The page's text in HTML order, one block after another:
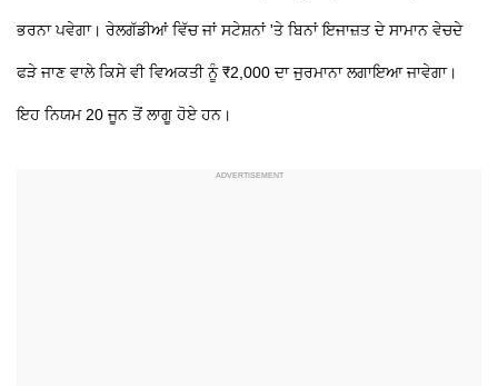
ਭਰਨਾ ਪਵੇਗਾ। ਰੇਲਗੱਡੀਆਂ ਵਿੱਚ ਜਾਂ ਸਟੇਸ਼ਨਾਂ 'ਤੇ ਬਿਨਾਂ ਇਜਾਜ਼ਤ ਦੇ ਸਾਮਾਨ ਵੇਚਦੇ
ਫੜੇ ਜਾਣ ਵਾਲੇ ਕਿਸੇ ਵੀ ਵਿਅਕਤੀ ਨੂੰ ₹2,000 ਦਾ ਜੁਰਮਾਨਾ ਲਗਾਇਆ ਜਾਵੇਗਾ।
ਇਹ ਨਿਯਮ 20 ਜੂਨ ਤੋਂ ਲਾਗੂ ਹੋਏ ਹਨ।